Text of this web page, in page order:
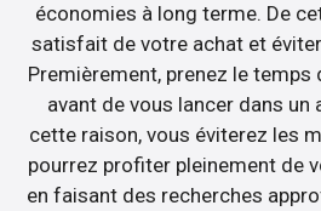
économies à long terme. De
satisfait de votre achat et
Premièrement, prenez le
avant de vous lancer dans un
cette raison, vous éviterez les
pourrez profiter pleinement de
en faisant des recherches